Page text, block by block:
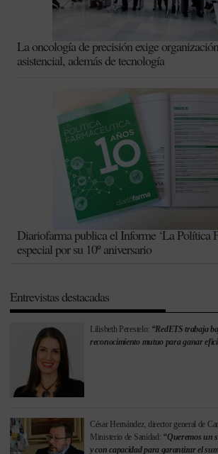
La oncología de precisión exige
asistencial, además de tecnología
Diariofarma publica el Informe ‘La Política
especial por su 10º aniversario
Entrevistas destacadas
Lilisbeth Perestelo: “RedETS trabaja
reconocimiento mutuo para ganar
César Hernández, director general de
Ministerio de Sanidad: “Queremos un
y con capacidad para garantizar el